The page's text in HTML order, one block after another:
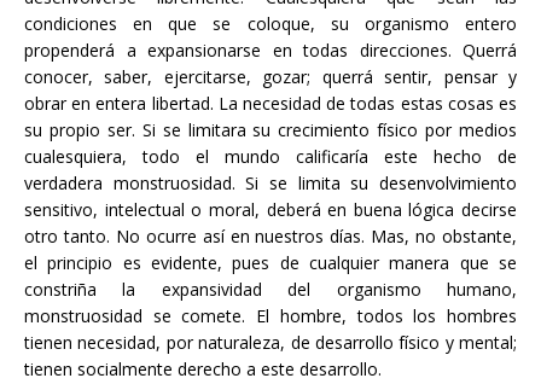
condiciones en que se coloque, su organismo entero
propenderá a expansionarse en todas direcciones. Querrá
conocer, saber, ejercitarse, gozar; querrá sentir, pensar y
obrar en entera libertad. La necesidad de todas estas cosas es
su propio ser. Si se limitara su crecimiento físico por medios
cualesquiera, todo el mundo calificaría este hecho de
verdadera monstruosidad. Si se limita su desenvolvimiento
sensitivo, intelectual o moral, deberá en buena lógica decirse
otro tanto. No ocurre así en nuestros días. Mas, no obstante,
el principio es evidente, pues de cualquier manera que se
constriña la expansividad del organismo humano,
monstruosidad se comete. El hombre, todos los hombres
tienen necesidad, por naturaleza, de desarrollo físico y mental;
tienen socialmente derecho a este desarrollo.